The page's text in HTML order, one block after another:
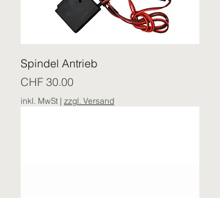
Spindel Antrieb
Preis
CHF 30.00
inkl. MwSt | zzgl. Versand